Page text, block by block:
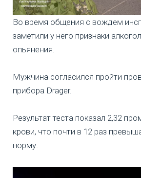
Во время общения с вождем
заметили у него признаки
опьянения.
Мужчина согласился пройти
прибора Drager.
Результат теста показал 2,32
крови, что почти в 12 раз
норму.